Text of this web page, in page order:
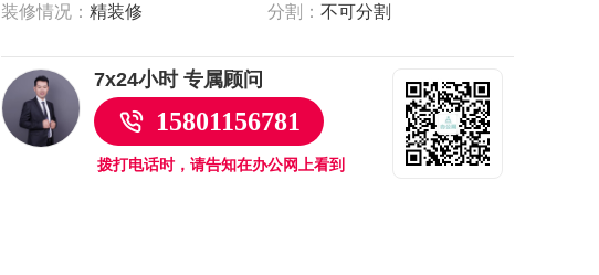
装修情况： 精装修 分割：不可分割
7x24小时 专属顾问
15801156781
拨打电话时，请告知在办公网上看到